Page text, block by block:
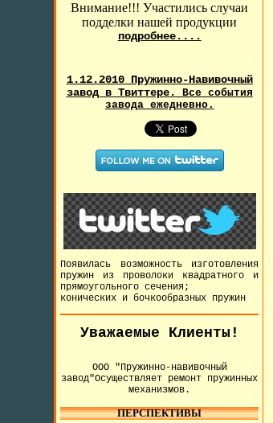
Внимание!!! Участились случаи
подделки нашей продукции
подробнее....
1.12.2010 Пружинно-Навивочный
завод в Твиттере. Все события
завода ежедневно.
Появилась возможность изготовления
пружин из проволоки квадратного и
прямоугольного сечения;
конических и бочкообразных пружин
Уважаемые Клиенты!
ООО "Пружинно-навивочный
завод"Осуществляет ремонт пружинных
механизмов.
ПЕРСПЕКТИВЫ